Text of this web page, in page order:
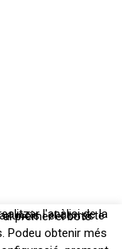
de la nostra pàgina web. al prémer el botó
Podeu obtenir més